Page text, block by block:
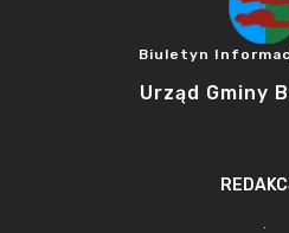
Biuletyn
Urząd Gminy
.